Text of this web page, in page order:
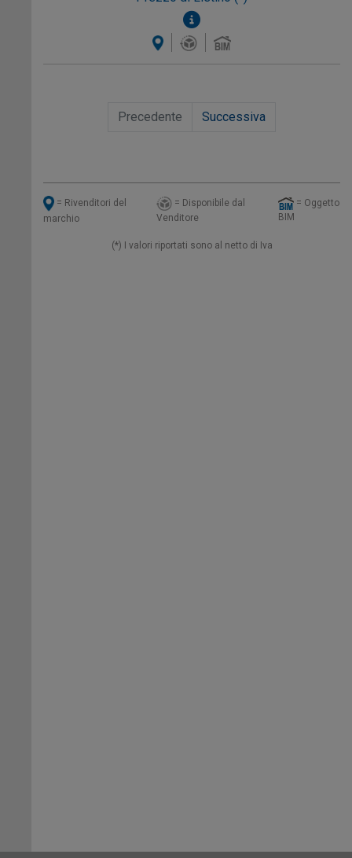
Precedente Successiva
= Rivenditori del
marchio
= Disponibile dal
Venditore
= Oggetto
BIM
(*) I valori riportati sono al netto di Iva